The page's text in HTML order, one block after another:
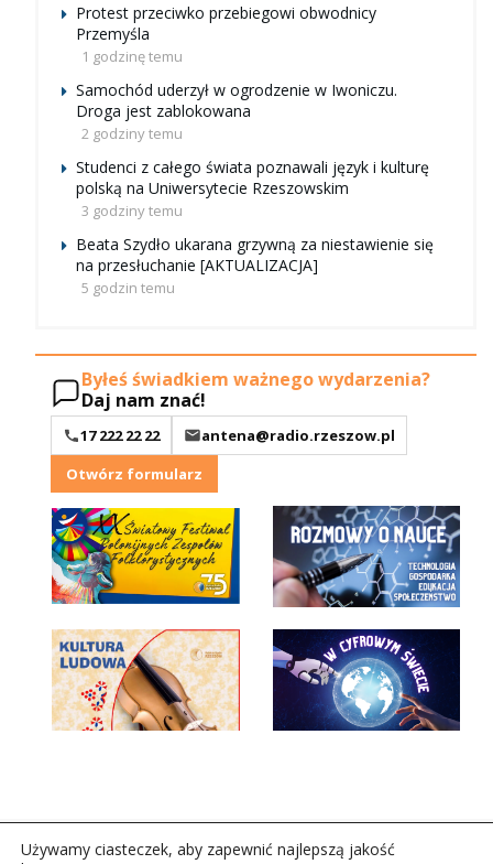
Protest przeciwko przebiegowi obwodnicy
Przemyśla
1 godzinę temu
Samochód uderzył w ogrodzenie w Iwoniczu.
Droga jest zablokowana
2 godziny temu
Studenci z całego świata poznawali język i kulturę
polską na Uniwersytecie Rzeszowskim
3 godziny temu
Beata Szydło ukarana grzywną za niestawienie się
na przesłuchanie [AKTUALIZACJA]
5 godzin temu
Byłeś świadkiem ważnego wydarzenia?
Daj nam znać!
17 222 22 22
antena@radio.rzeszow.pl
Otwórz formularz
Używamy ciasteczek, aby zapewnić najlepszą jakość